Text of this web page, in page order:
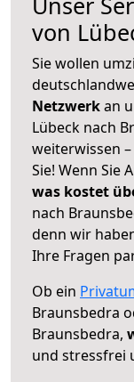
von
Sie wollen
Netzwerkan
Lübeck nach
weiterwissen
Sie! Wenn Sie
was kostet
nach
denn wir
Ihre Fragen
Ob ein
Braunsbedra
Braunsbedra,
und stressfrei